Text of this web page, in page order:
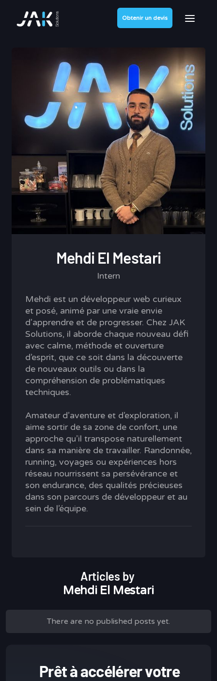
Obtenir un devis
Mehdi El Mestari
Intern
Mehdi est un développeur web curieux
et posé, animé par une vraie envie
d’apprendre et de progresser. Chez JAK
Solutions, il aborde chaque nouveau défi
avec calme, méthode et ouverture
d’esprit, que ce soit dans la découverte
de nouveaux outils ou dans la
compréhension de problématiques
techniques.
Amateur d’aventure et d’exploration, il
aime sortir de sa zone de confort, une
approche qu’il transpose naturellement
dans sa manière de travailler. Randonnée,
running, voyages ou expériences hors
réseau nourrissent sa persévérance et
son endurance, des qualités précieuses
dans son parcours de développeur et au
sein de l’équipe.
Articles by
Mehdi El Mestari
There are no published posts yet.
Prêt à accélérer votre